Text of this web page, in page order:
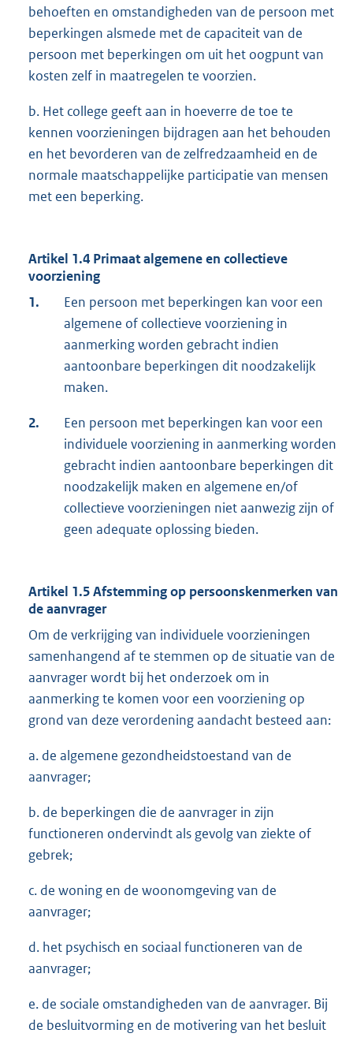
behoeften en omstandigheden van de persoon met
beperkingen alsmede met de capaciteit van de
persoon met beperkingen om uit het oogpunt van
kosten zelf in maatregelen te voorzien.
b. Het college geeft aan in hoeverre de toe te
kennen voorzieningen bijdragen aan het behouden
en het bevorderen van de zelfredzaamheid en de
normale maatschappelijke participatie van mensen
met een beperking.
Artikel 1.4 Primaat algemene en collectieve
voorziening
1.
Een persoon met beperkingen kan voor een
algemene of collectieve voorziening in
aanmerking worden gebracht indien
aantoonbare beperkingen dit noodzakelijk
maken.
2.
Een persoon met beperkingen kan voor een
individuele voorziening in aanmerking worden
gebracht indien aantoonbare beperkingen dit
noodzakelijk maken en algemene en/of
collectieve voorzieningen niet aanwezig zijn of
geen adequate oplossing bieden.
Artikel 1.5 Afstemming op persoonskenmerken van
de aanvrager
Om de verkrijging van individuele voorzieningen
samenhangend af te stemmen op de situatie van de
aanvrager wordt bij het onderzoek om in
aanmerking te komen voor een voorziening op
grond van deze verordening aandacht besteed aan:
a. de algemene gezondheidstoestand van de
aanvrager;
b. de beperkingen die de aanvrager in zijn
functioneren ondervindt als gevolg van ziekte of
gebrek;
c. de woning en de woonomgeving van de
aanvrager;
d. het psychisch en sociaal functioneren van de
aanvrager;
e. de sociale omstandigheden van de aanvrager. Bij
de besluitvorming en de motivering van het besluit